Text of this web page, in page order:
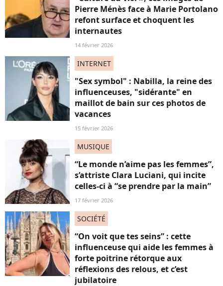
Pierre Ménès face à Marie Portolano
refont surface et choquent les
internautes
14 février 2026
INTERNET
"Sex symbol" : Nabilla, la reine des
influenceuses, "sidérante" en
maillot de bain sur ces photos de
vacances
15 février 2026
MUSIQUE
“Le monde n’aime pas les femmes”,
s’attriste Clara Luciani, qui incite
celles-ci à “se prendre par la main”
17 février 2026
SOCIÉTÉ
“On voit que tes seins” : cette
influenceuse qui aide les femmes à
forte poitrine rétorque aux
réflexions des relous, et c’est
jubilatoire